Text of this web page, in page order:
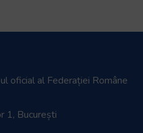
oficial al Federației Române
1, București